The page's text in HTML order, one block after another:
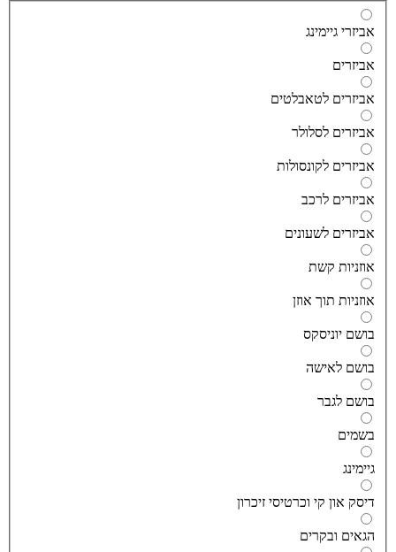
גיימינג
לטאבלטים
לסלולר
לקונסולות
לרכב
לשעונים
קשת
תוך אוזן
יוניסקס
לאישה
לגבר
און קי וכרטיסי זיכרון
ובקרים